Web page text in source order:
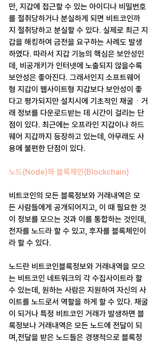
만, 지갑에 접근할 수 있는 아이디나 비밀번호
를 절취당하거나 분실하게 되면 비트코인까
지 절취당하고 분실할 수 있다. 실제로 최근 지
갑을 해킹하여 금전을 요구하는 사례도 발생
하였다. 따라서 지갑 기능의 핵심은 보안성인
데, 비공개키가 인터넷에 노출되지 않을수록
보안성은 좋아진다. 그래서인지 소프트웨어
형 지갑이 웹사이트형 지갑보다 보안성이 좋
다고 평가되지만 설치시에 기초적인 채굴ㆍ거
래 정보를 다운로드받는 데 시간이 걸리는 단
점이 있다. 최근에는 오프라인 지갑이나 하드
웨어 지갑까지 등장하고 있는데, 아무래도 사
용에 불편한 단점이 있다.
노드(Node)와 블록체인(Blockchain)
비트코인의 모든 블록정보와 거래내역은 모
든 사람들에게 공개되어지고, 이 때 필요한 것
이 정보를 모으는 것과 이를 통합하는 것인데,
전자를 노드라 할 수 있고, 후자를 블록체인이
라 할 수 있다.
노드란 비트코인블록정보와 거래내역을 모으
는 비트코인 네트워크의 각 수집사이트라 할
수 있는데, 원하는 사람은 지원하여 자신의 사
이트를 노드로서 역할을 하게 할 수 있다. 채굴
이 되거나 특정 비트코인 거래가 발생하면 블
록정보나 거래내역은 모든 노드에 전달이 되
며,전달을 받은 노드들은 경쟁적으로 블록정